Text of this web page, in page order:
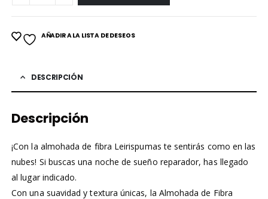
AÑADIR A LA LISTA DE DESEOS
DESCRIPCIÓN
Descripción
¡Con la almohada de fibra Leirispumas te sentirás como en las
nubes! Si buscas una noche de sueño reparador, has llegado
al lugar indicado.
Con una suavidad y textura únicas, la Almohada de Fibra